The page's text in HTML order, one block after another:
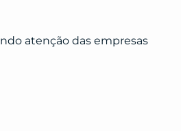
atenção das empresas